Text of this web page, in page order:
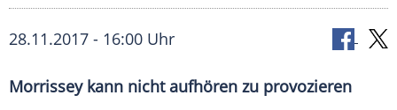
28.11.2017 - 16:00 Uhr
Morrisseykann nicht aufhören zu provozieren